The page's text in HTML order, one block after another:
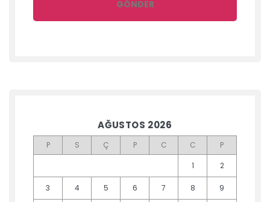
AĞUSTOS 2026
P S Ç P C C
P
1
2
3 4 5 6 7 8 9